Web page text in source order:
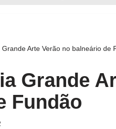
Grande Arte Verão no balneário de
Grande
Fundão